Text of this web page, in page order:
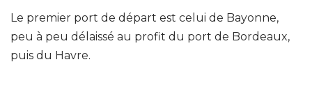
Le premier port de départ est celui de Bayonne,
peu à peu délaissé au profit du port de Bordeaux,
puis du Havre.